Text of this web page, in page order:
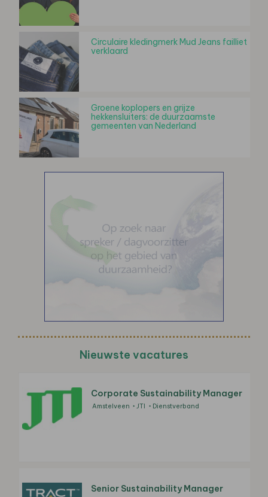
Circulaire kledingmerk Mud Jeans failliet
verklaard
Groene koplopers en grijze
hekkensluiters: de duurzaamste
gemeenten van Nederland
Nieuwste vacatures
Corporate Sustainability Manager
Amstelveen JTI Dienstverband
Senior Sustainability Manager